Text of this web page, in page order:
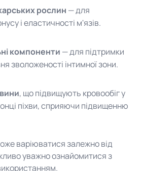
рослин — для
і еластичності м'язів.
компоненти — для підтримки
зволоженості інтимної зони.
, що підвищують кровообіг у
піхви, сприяючи підвищенню
варіюватися залежно від
уважно ознайомитися з